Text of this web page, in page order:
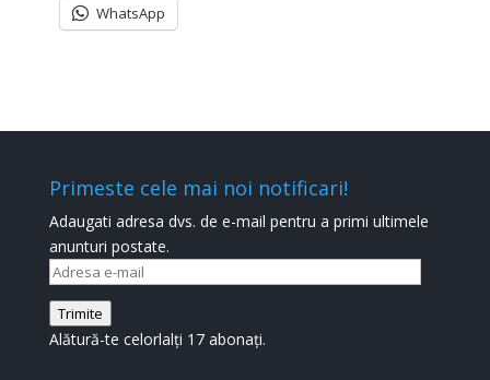
WhatsApp
Primeste cele mai noi notificari!
Adaugati adresa dvs. de e-mail pentru a primi ultimele
anunturi postate.
Adresa
mail
Trimite
Alătură-te celorlalți 17 abonați.